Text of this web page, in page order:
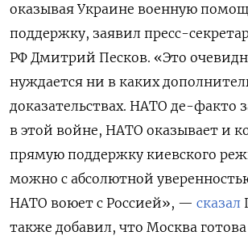
оказывая Украине военную
поддержку, заявил пресс-
РФ Дмитрий Песков. «Это
нуждается ни в каких
доказательствах. НАТО де-факто
в этой войне, НАТО оказывает и
прямую поддержку киевского
можно с абсолютной
НАТО воюет с Россией», — сказал
также добавил, что Москва